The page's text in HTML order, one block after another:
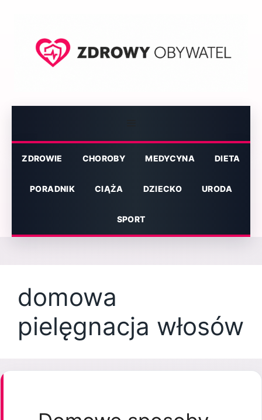
ZDROWIE CHOROBY MEDYCYNA DIETA
PORADNIK CIĄŻA DZIECKO URODA
SPORT
domowa
pielęgnacja włosów